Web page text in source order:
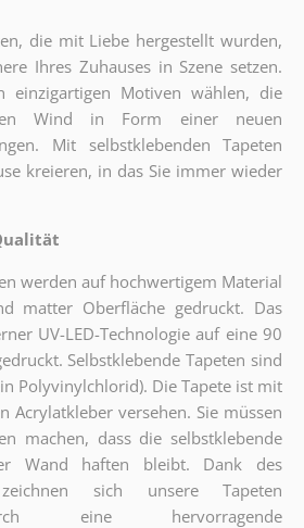
die mit Liebe hergestellt wurden,
Ihres Zuhauses in Szene setzen.
einzigartigen Motiven wählen, die
Wind in Form einer neuen
Mit selbstklebenden Tapeten
kreieren, in das Sie immer wieder
werden auf hochwertigem Material
matter Oberfläche gedruckt. Das
UV-LED-Technologie auf eine 90
Selbstklebende Tapeten sind
Polyvinylchlorid). Die Tapete ist mit
Acrylatkleber versehen. Sie müssen
machen, dass die selbstklebende
Wand haften bleibt. Dank des
zeichnen sich unsere Tapeten
eine hervorragende